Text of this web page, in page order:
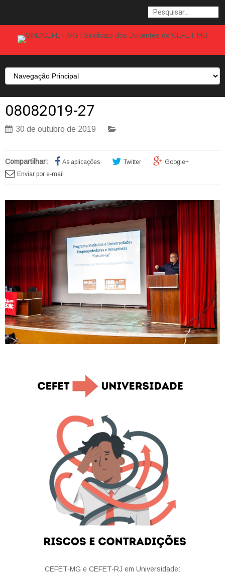
08082019-27
30 de outubro de 2019
Compartilhar: As aplicações Twitter
Google+
Enviar por e-mail
CEFET-MG e CEFET-RJ em Universidade: